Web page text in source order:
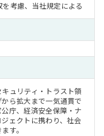
考慮、当社規定による
ュリティ・トラスト領
ら拡大まで一気通貫で
庁、経済安全保障・ナ
ェクトに携わり、社会
す。